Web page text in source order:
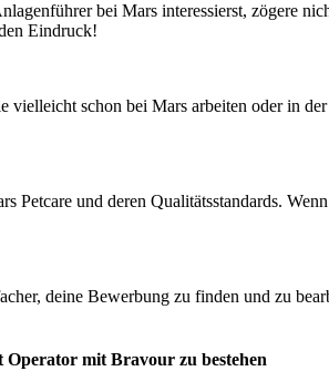
bei Mars interessierst, zögere
Eindruck!
schon bei Mars arbeiten oder in
und deren Qualitätsstandards.
deine Bewerbung zu finden und zu
Operator mit Bravour zu bestehen